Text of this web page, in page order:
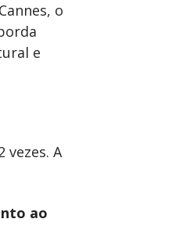
o
e
vezes. A
ao